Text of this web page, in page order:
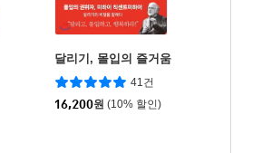
달리기, 몰입의 즐거움
41건
16,200원 (10% 할인)